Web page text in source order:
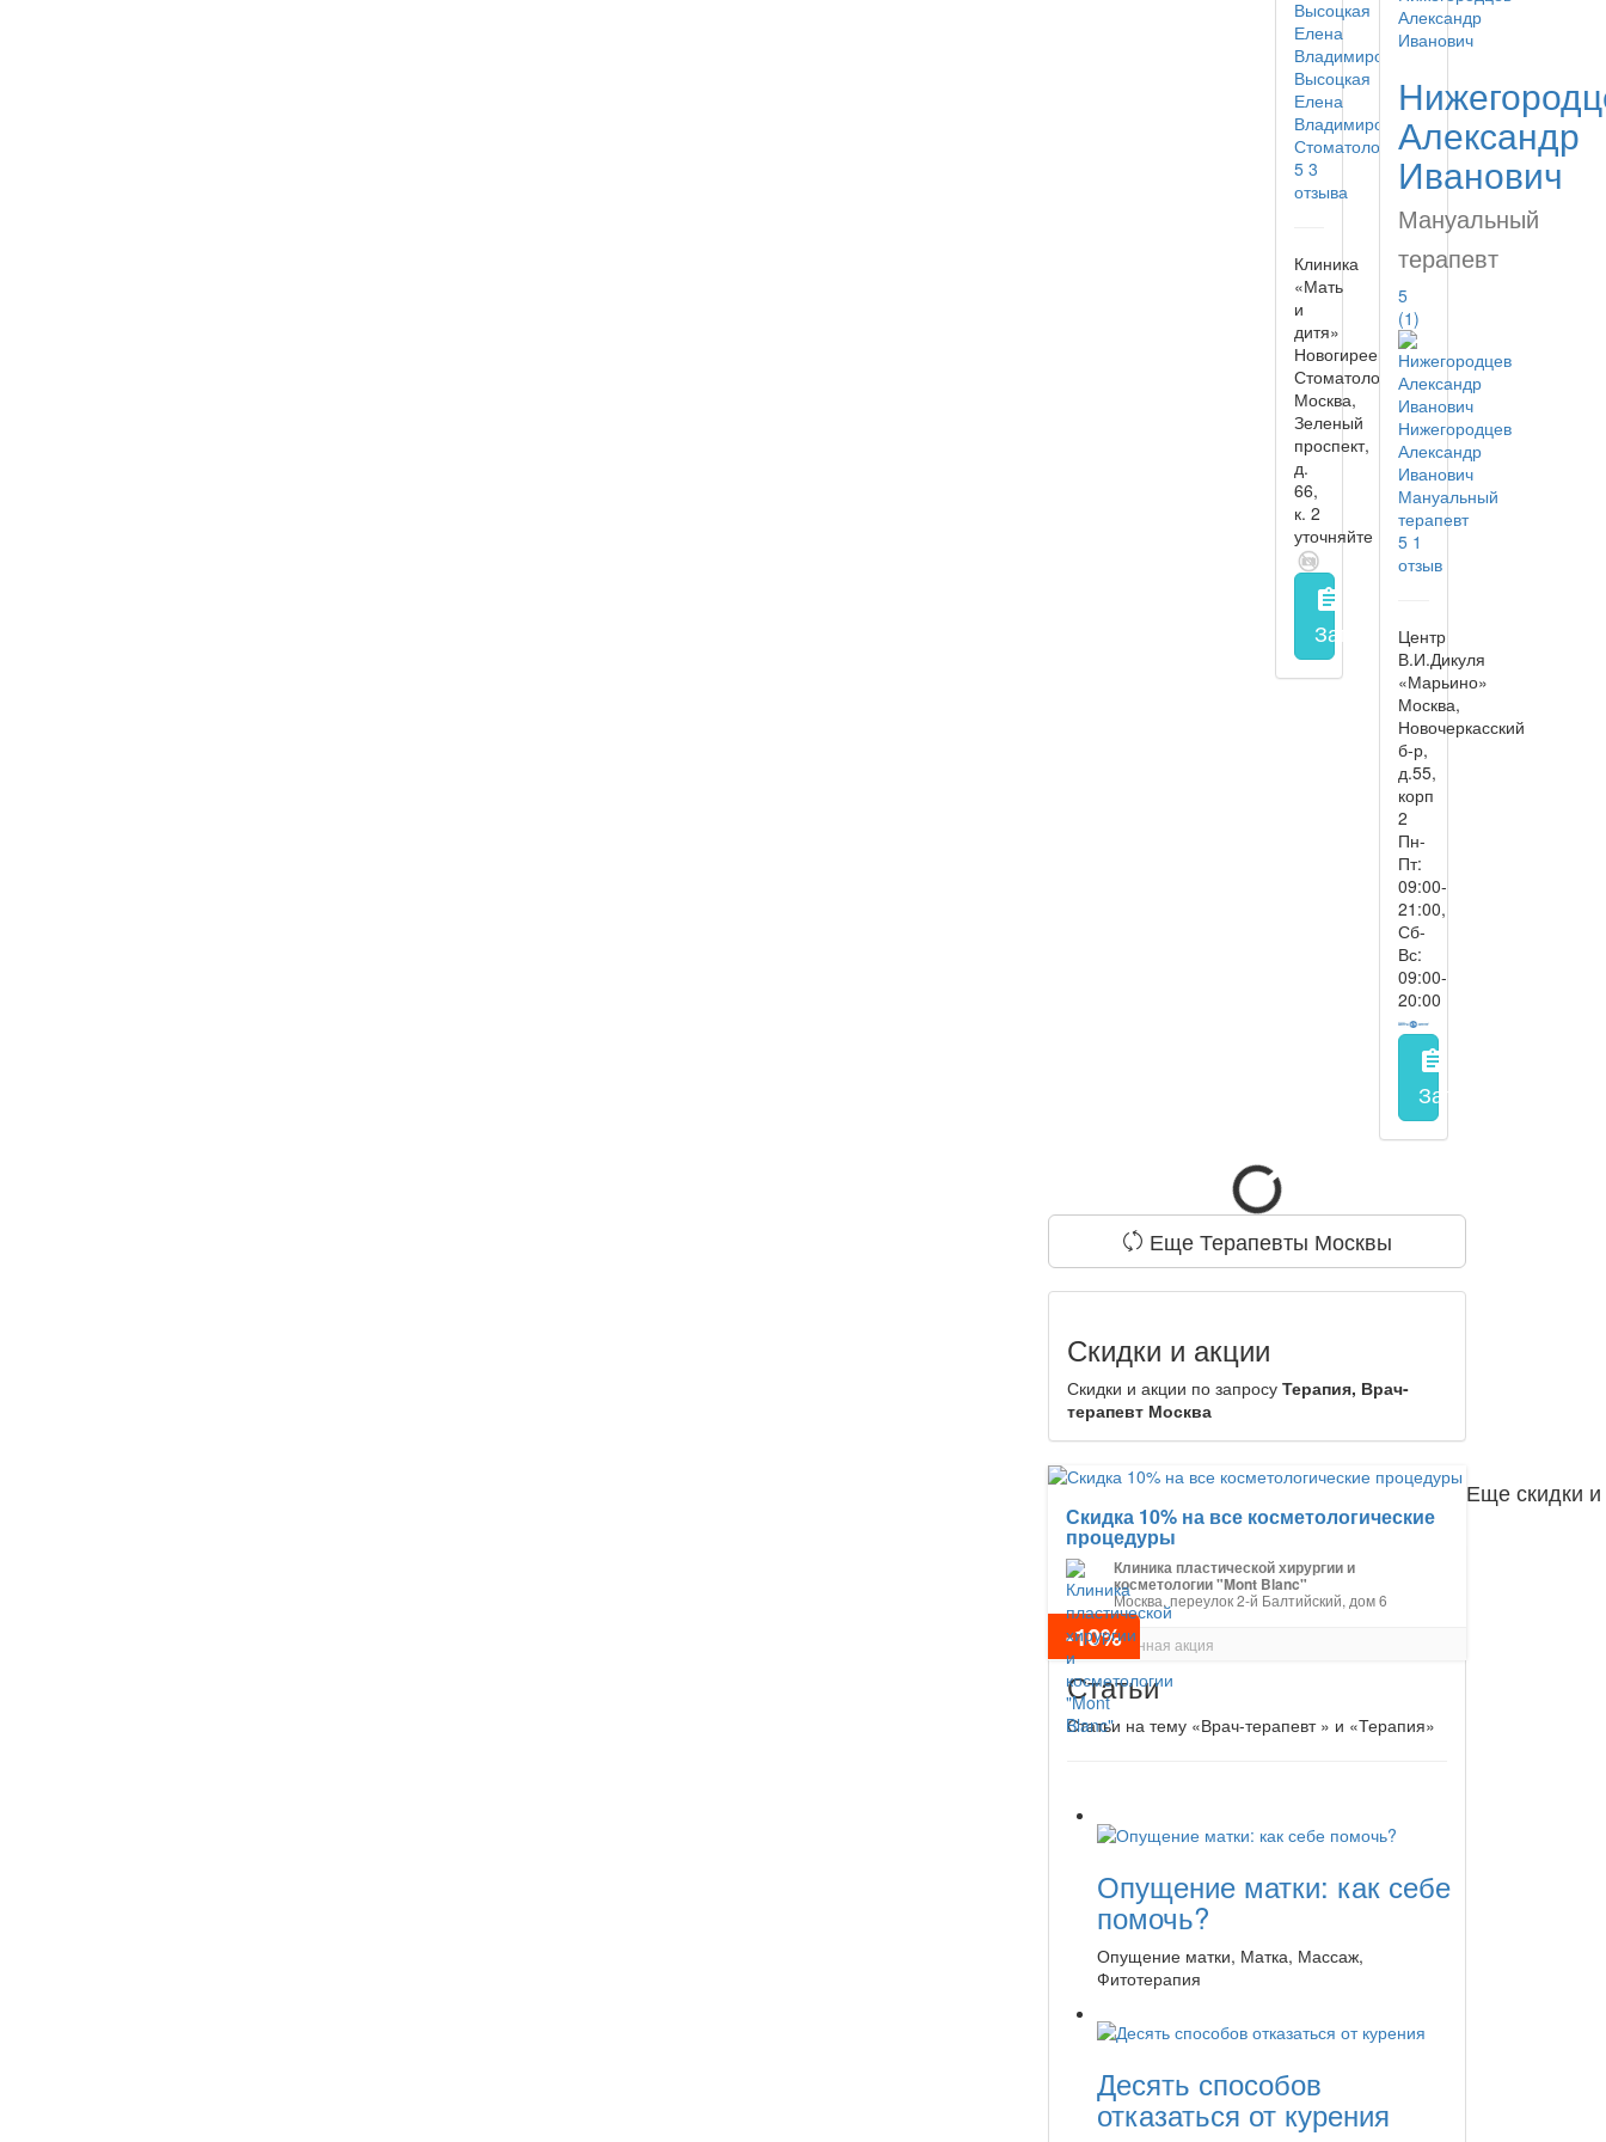
Высоцкая
Елена
Владимировна
Стоматолог
5 3
отзыва
Клиника
«Мать
и
дитя»
Новогиреево
Стоматология
Москва,
Зеленый
проспект,
д.
66,
к. 2
уточняйте
assignment
Запись на прием
Александр
Иванович
Мануальный
терапевт
5
(1)
Нижегородцев
Александр
Иванович
Мануальный
терапевт
5 1
отзыв
Центр
В.И.Дикуля
«Марьино»
Москва,
Новочеркасский
б-р,
д.55,
корп
2
Пн-
Пт:
09:00-
21:00,
Сб-
Вс:
09:00-
20:00
assignment
Запись на прием
Еще Терапевты Москвы
Скидки и акции
Скидки и акции по запросу Терапия, Врач-
терапевт Москва
-10%
Скидка 10% на все косметологические
процедуры
Клиника пластической хирургии и
косметологии "Mont Blanc"
Москва, переулок 2-й Балтийский, дом 6
Постоянная акция
Еще скидки и
Статьи
Статьи на тему «Врач-терапевт » и «Терапия»
Опущение матки: как себе
помочь?
Опущение матки, Матка, Массаж,
Фитотерапия
Десять способов
отказаться от курения